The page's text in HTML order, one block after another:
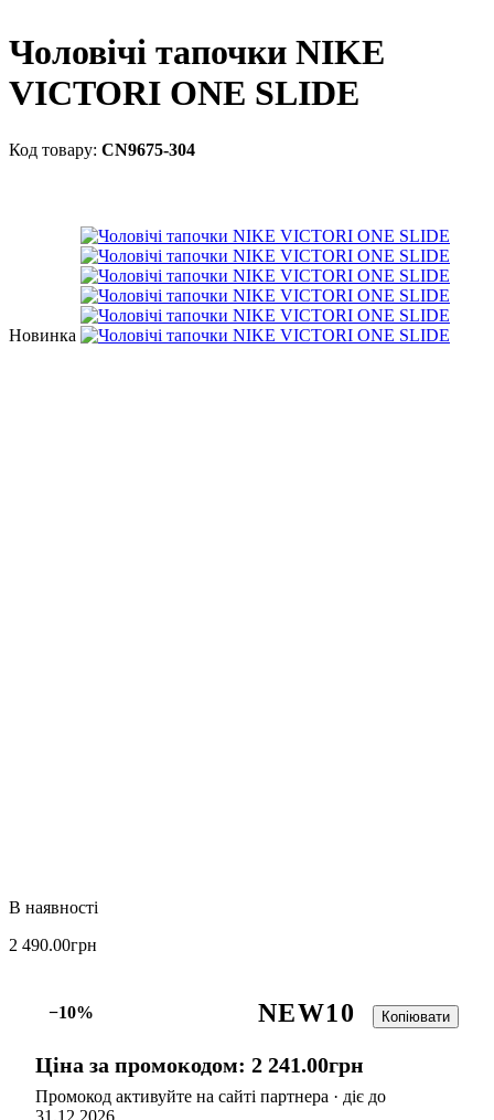
Чоловічі тапочки NIKE
VICTORI ONE SLIDE
CN9675-304
Новинка
2 490.00грн
−10% NEW10 Копіювати
Ціна за промокодом: 2 241.00грн
Промокод активуйте на сайті партнера · діє до